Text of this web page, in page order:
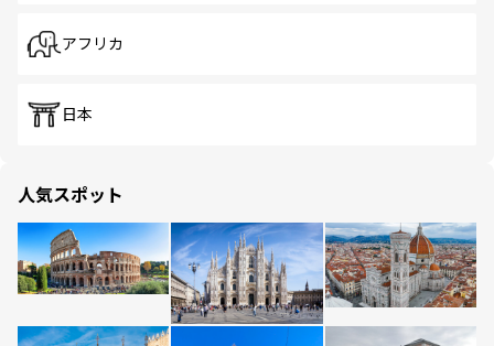
アフリカ
日本
人気スポット